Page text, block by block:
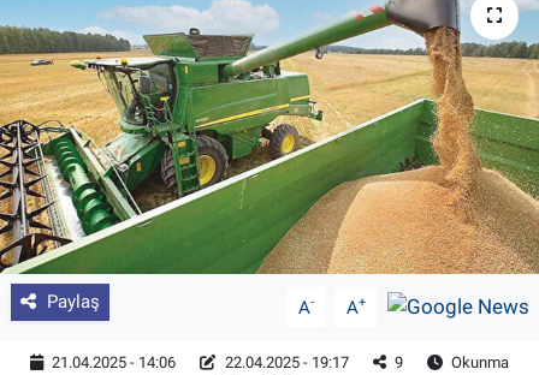
Paylaş A- A+
21.04.2025 - 14:06 22.04.2025 - 19:17 9
Okunma
Et fiyatları
Tarım Bilgisi
Yetiştirici Soruyor
Dünyada Tarım
Üretici Birlikleri